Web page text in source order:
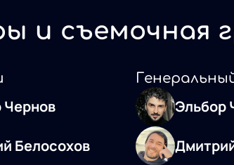
и съемочная
Чернов
Белосохов
Эльбор